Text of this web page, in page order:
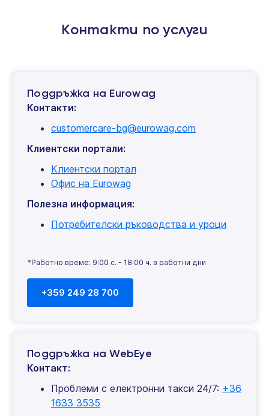
Контакти по услуги
Поддръжка на Eurowag
Контакти:
customercare-bg@eurowag.com
Клиентски портали:
Клиентски портал
Офис на Eurowag
Полезна информация:
Потребителски ръководства и уроци
*Работно време: 9:00 с. - 18:00 ч. в работни дни
+359 249 28 700
Поддръжка на WebEye
Контакт:
Проблеми с електронни такси 24/7: +36
1633 3535